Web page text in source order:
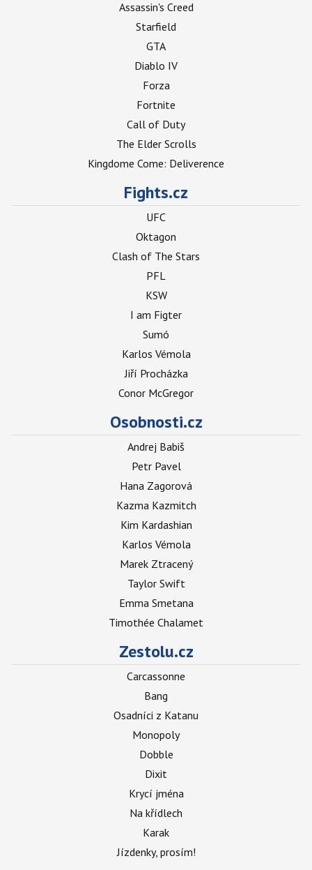
Assassin's Creed
Starfield
GTA
Diablo IV
Forza
Fortnite
Call of Duty
The Elder Scrolls
Kingdome Come: Deliverence
Fights.cz
UFC
Oktagon
Clash of The Stars
PFL
KSW
I am Figter
Sumó
Karlos Vémola
Jiří Procházka
Conor McGregor
Osobnosti.cz
Andrej Babiš
Petr Pavel
Hana Zagorová
Kazma Kazmitch
Kim Kardashian
Karlos Vémola
Marek Ztracený
Taylor Swift
Emma Smetana
Timothée Chalamet
Zestolu.cz
Carcassonne
Bang
Osadníci z Katanu
Monopoly
Dobble
Dixit
Krycí jména
Na křídlech
Karak
Jízdenky, prosím!